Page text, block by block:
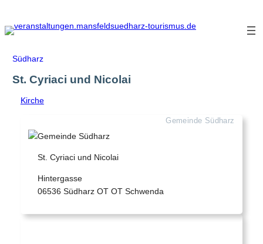
Inhalt
springen
Südharz
St. Cyriaci und Nicolai
Kirche
Gemeinde Südharz
St. Cyriaci und Nicolai
Hintergasse
06536 Südharz OT OT Schwenda